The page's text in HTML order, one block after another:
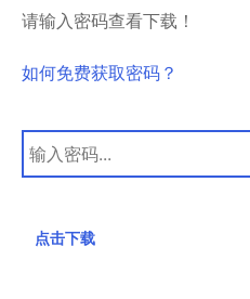
请输入密码查看下载！
如何免费获取密码？
点击下载